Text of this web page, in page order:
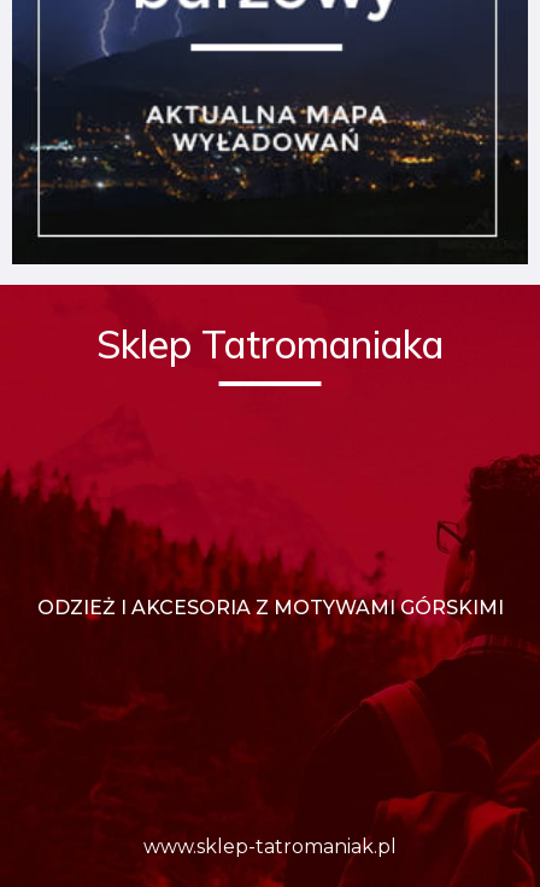
Sklep Tatromaniaka
ODZIEŻ I AKCESORIA Z MOTYWAMI GÓRSKIMI
www.sklep-tatromaniak.pl